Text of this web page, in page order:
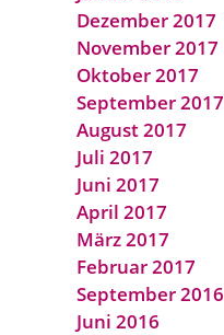
Dezember 2017
November 2017
Oktober 2017
September 2017
August 2017
Juli 2017
Juni 2017
April 2017
März 2017
Februar 2017
September 2016
Juni 2016